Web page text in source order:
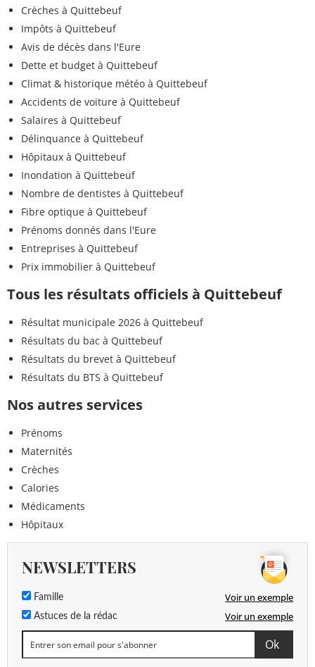
Crèches à Quittebeuf
Impôts à Quittebeuf
Avis de décès dans l'Eure
Dette et budget à Quittebeuf
Climat & historique météo à Quittebeuf
Accidents de voiture à Quittebeuf
Salaires à Quittebeuf
Délinquance à Quittebeuf
Hôpitaux à Quittebeuf
Inondation à Quittebeuf
Nombre de dentistes à Quittebeuf
Fibre optique à Quittebeuf
Prénoms donnés dans l'Eure
Entreprises à Quittebeuf
Prix immobilier à Quittebeuf
Tous les résultats officiels à Quittebeuf
Résultat municipale 2026 à Quittebeuf
Résultats du bac à Quittebeuf
Résultats du brevet à Quittebeuf
Résultats du BTS à Quittebeuf
Nos autres services
Prénoms
Maternités
Crèches
Calories
Médicaments
Hôpitaux
NEWSLETTERS
Famille Voir un exemple
Astuces de la rédac Voir un exemple